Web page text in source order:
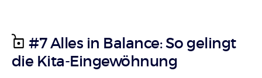
#7 Alles in Balance: So gelingt
die Kita-Eingewöhnung